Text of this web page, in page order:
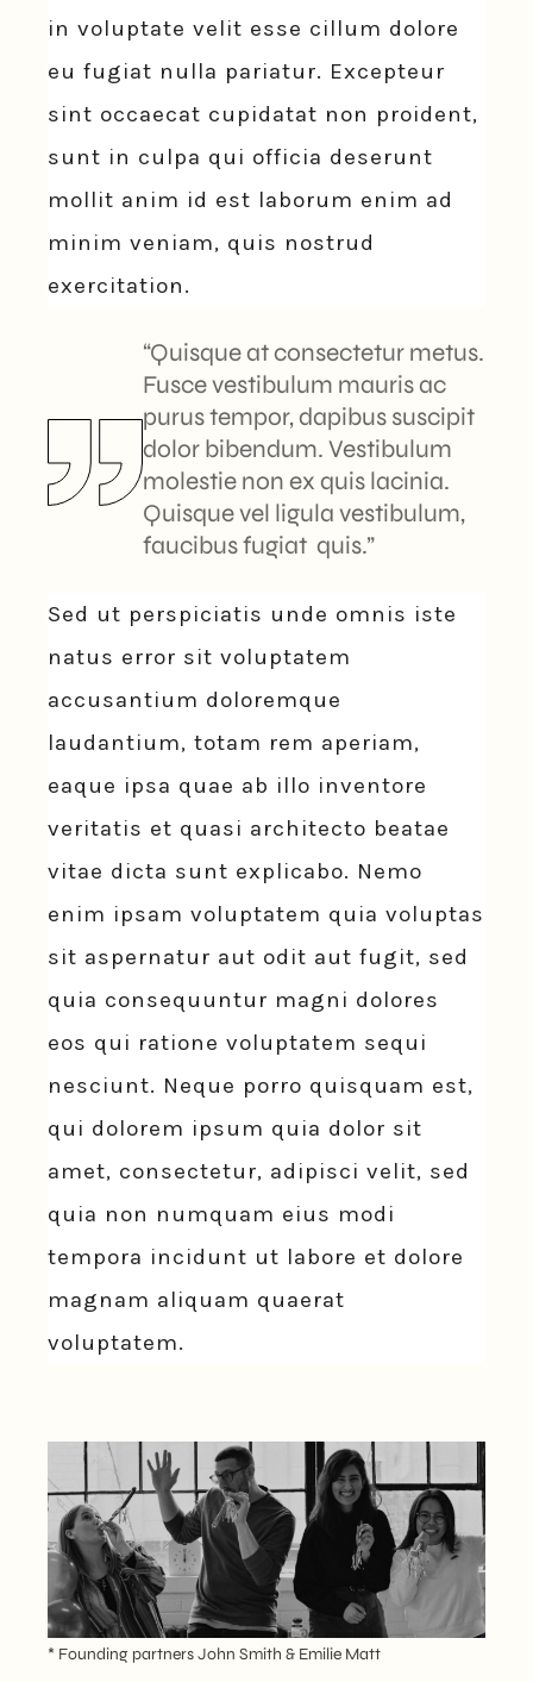
in voluptate velit esse cillum dolore
eu fugiat nulla pariatur. Excepteur
sint occaecat cupidatat non proident,
sunt in culpa qui officia deserunt
mollit anim id est laborum enim ad
minim veniam, quis nostrud
exercitation.
“Quisque at consectetur metus.
Fusce vestibulum mauris ac
purus tempor, dapibus suscipit
dolor bibendum. Vestibulum
molestie non ex quis lacinia.
Quisque vel ligula vestibulum,
faucibus fugiat quis.”
Sed ut perspiciatis unde omnis iste
natus error sit voluptatem
accusantium doloremque
laudantium, totam rem aperiam,
eaque ipsa quae ab illo inventore
veritatis et quasi architecto beatae
vitae dicta sunt explicabo. Nemo
enim ipsam voluptatem quia voluptas
sit aspernatur aut odit aut fugit, sed
quia consequuntur magni dolores
eos qui ratione voluptatem sequi
nesciunt. Neque porro quisquam est,
qui dolorem ipsum quia dolor sit
amet, consectetur, adipisci velit, sed
quia non numquam eius modi
tempora incidunt ut labore et dolore
magnam aliquam quaerat
voluptatem.
* Founding partners John Smith & Emilie Matt